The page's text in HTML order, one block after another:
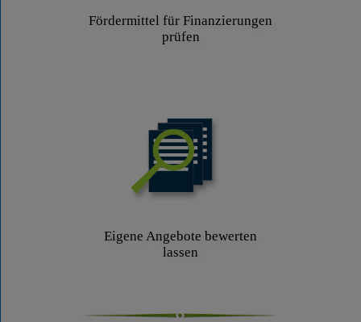
Fördermittel für Finanzierungen
prüfen
Eigene Angebote bewerten
lassen